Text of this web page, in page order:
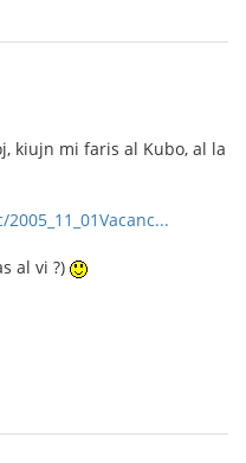
kiujn mi faris al Kubo, al la
al vi ?)